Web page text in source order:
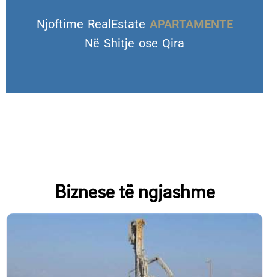
Njoftime RealEstate
VILA DHE TROJE
Biznese të ngjashme